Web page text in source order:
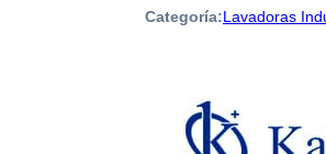
Categoría:Lavadoras